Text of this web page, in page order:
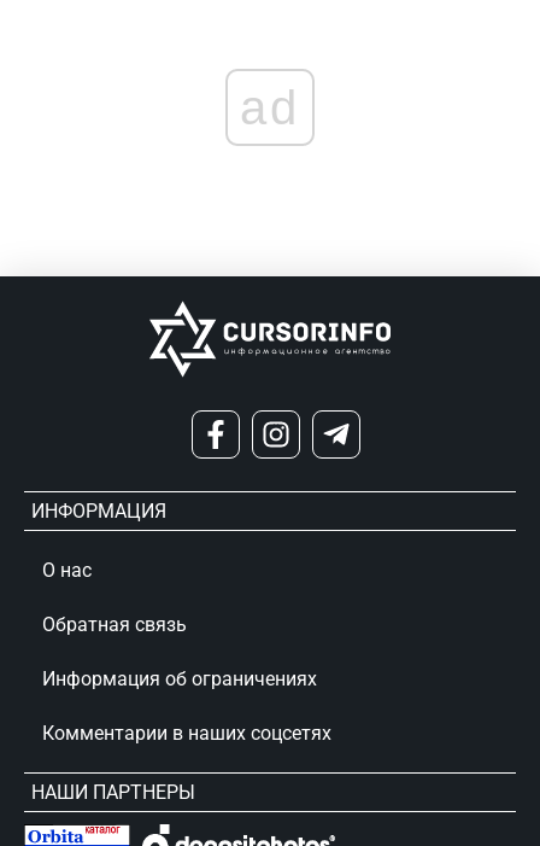
ad
ИНФОРМАЦИЯ
О нас
Обратная связь
Информация об ограничениях
Комментарии в наших соцсетях
НАШИ ПАРТНЕРЫ